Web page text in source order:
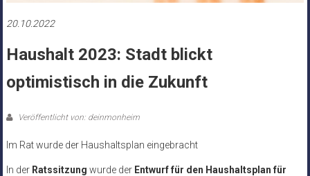
20.10.2022
Haushalt 2023: Stadt blickt
optimistisch in die Zukunft
Veröffentlicht von: deinmonheim
Im Rat wurde der Haushaltsplan eingebracht
In der Ratssitzung wurde der Entwurf für den Haushaltsplan für